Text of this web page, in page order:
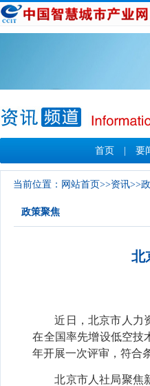
首页 要
当前位置： 网站首页>>资讯>>
政策聚焦
北
近日，北京市人力
在全国率先增设低空技
年开展一次评审，符合
北京市人社局聚焦